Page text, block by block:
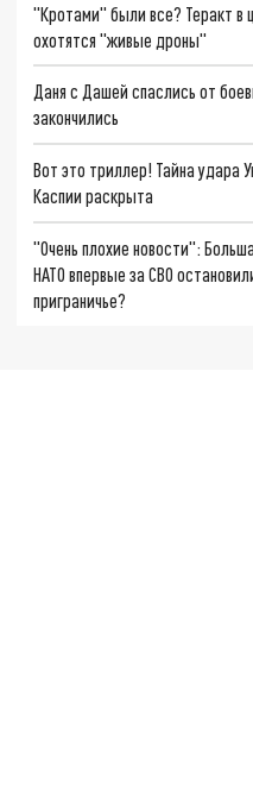
"Кротами" были все? Теракт в
охотятся "живые дроны"
Даня с Дашей спаслись от
закончились
Вот это триллер! Тайна удара
Каспии раскрыта
"Очень плохие новости":
НАТО впервые за СВО
приграничье?